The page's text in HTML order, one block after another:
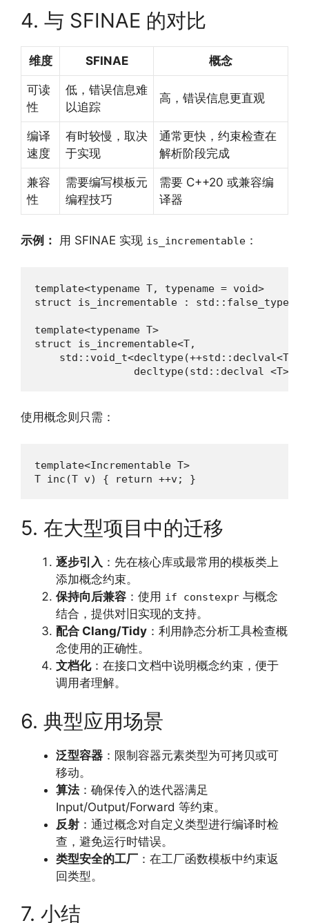
4. 与 SFINAE 的对比
维度 SFINAE 概念
可读
性
低，错误信息难
以追踪
高，错误信息更直观
编译
速度
有时较慢，取决
于实现
通常更快，约束检查在
解析阶段完成
兼容
性
需要编写模板元
编程技巧
需要 C++20 或兼容编
译器
示例： 用 SFINAE 实现 is_incrementable ：
template<typename T, typename = void>
struct is_incrementable : std::false_type
template<typename T>
struct is_incrementable<T,
decltype(std::declval
使用概念则只需：
template<Incrementable T>
T inc(T v) { return ++v; }
5. 在大型项目中的迁移
逐步引入 ：先在核心库或最常用的模板类上
添加概念约束。
保持向后兼容 ：使用 if constexpr 与概念
结合，提供对旧实现的支持。
配合 Clang/Tidy ：利用静态分析工具检查概
念使用的正确性。
文档化：在接口文档中说明概念约束，便于
调用者理解。
6. 典型应用场景
泛型容器 ：限制容器元素类型为可拷贝或可
移动。
算法：确保传入的迭代器满足
Input/Output/Forward 等约束。
反射 ：通过概念对自定义类型进行编译时检
查，避免运行时错误。
类型安全的工厂 ：在工厂函数模板中约束返
回类型。
7. 小结